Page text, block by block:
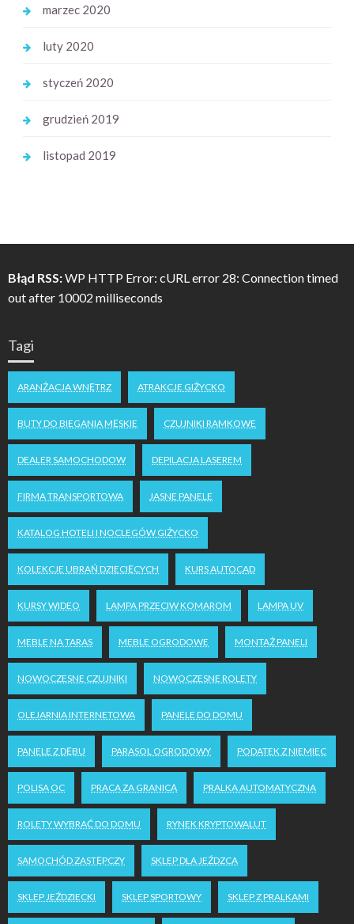
marzec 2020
luty 2020
styczeń 2020
grudzień 2019
listopad 2019
Błąd RSS:WP HTTP Error: cURL error 28: Connection timed
out after 10002 milliseconds
Tagi
ARANŻACJA WNĘTRZ ATRAKCJE GIŻYCKO
BUTY DO BIEGANIA MĘSKIE CZUJNIKI RAMKOWE
DEALER SAMOCHODOW DEPILACJA LASEREM
FIRMA TRANSPORTOWA JASNE PANELE
KATALOG HOTELI I NOCLEGÓW GIŻYCKO
KOLEKCJE UBRAŃ DZIECIĘCYCH KURS AUTOCAD
KURSY WIDEO LAMPA PRZECIW KOMAROM LAMPA UV
MEBLE NA TARAS MEBLE OGRODOWE MONTAŻ PANELI
NOWOCZESNE CZUJNIKI NOWOCZESNE ROLETY
OLEJARNIA INTERNETOWA PANELE DO DOMU
PANELE Z DĘBU PARASOL OGRODOWY PODATEK Z NIEMIEC
POLISA OC PRACA ZA GRANICĄ PRALKA AUTOMATYCZNA
ROLETY WYBRAĆ DO DOMU RYNEK KRYPTOWALUT
SAMOCHÓD ZASTĘPCZY SKLEP DLA JEŹDZCA
SKLEP JEŹDZIECKI SKLEP SPORTOWY SKLEP Z PRALKAMI